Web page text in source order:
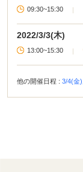
09:30~15:30 |
2022/3/3(木)
13:00~15:30
|
他の開催日程 : 3/4(金),